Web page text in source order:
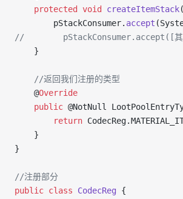
    protected
void createItemStack
        pStackConsumer.
accept
//        pStackConsumer.accept([其他
    }
    //返回我们注册的类型
    @
Override
    public
@NotNull
        return
    }
}
//注册部分
public class CodecReg {